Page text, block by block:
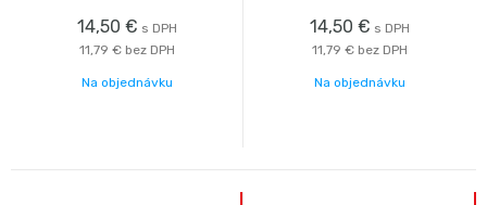
14,50 € s DPH
11,79 € bez DPH
Na objednávku
14,50 € s DPH
11,79 € bez DPH
Na objednávku